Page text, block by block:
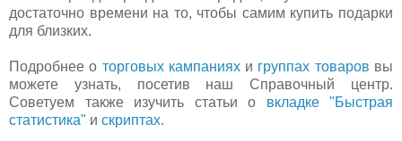
достаточно времени на то, чтобы самим купить подарки
для близких.
Подробнее о торговых кампанияхи группах товаров вы
можете узнать, посетив наш Справочный центр.
Советуем также изучить статьи о вкладке "Быстрая
статистика" и скриптах.